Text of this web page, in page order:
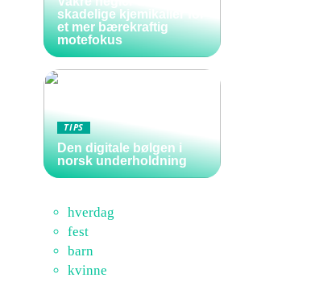
skadelige kjemikalier for
et mer bærekraftig
motefokus
TIPS
Den digitale bølgen i
norsk underholdning
hverdag
fest
barn
kvinne